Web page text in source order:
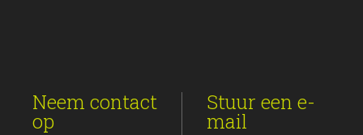
Neem contact
op
Stuur een e-
mail